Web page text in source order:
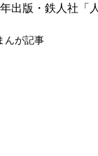
出版・鉄人社「
んが記事